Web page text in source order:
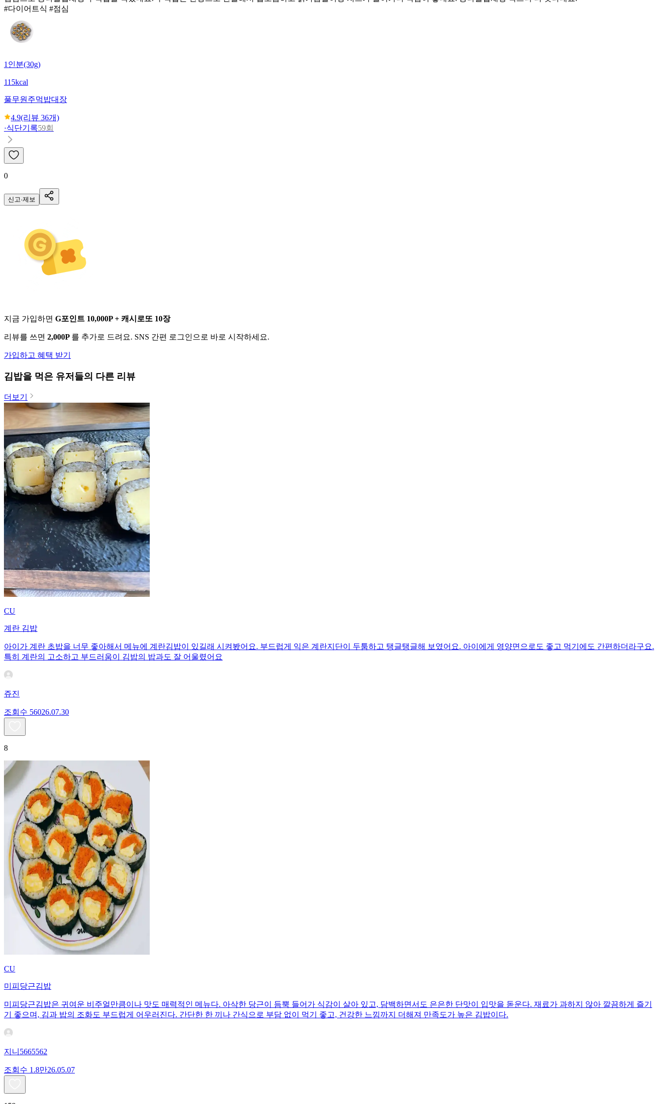
#다이어트식 #점심
1인분(30g)
115kcal
풀무원 주먹밥대장
4.9(리뷰 36개)
·식단기록59회
0
신고·제보
지금 가입하면 G포인트 10,000P + 캐시로또 10장
리뷰를 쓰면 2,000P 를 추가로 드려요. SNS 간편 로그인으로 바로 시작하세요.
가입하고 혜택 받기
김밥을 먹은 유저들의 다른 리뷰
더보기
CU
계란 김밥
아이가 계란 초밥을 너무 좋아해서 메뉴에 계란김밥이 있길래 시켜봤어요. 부드럽게 익은 계란지단이 두툼하고 탱글탱글해 보였어요. 아이에게 영양면으로도 좋고 먹기에도 간편하더라구요.
특히 계란의 고소하고 부드러움이 김밥의 밥과도 잘 어울렸어요
쥬진
조회수 56026.07.30
8
CU
미피당근김밥
미피당근김밥은 귀여운 비주얼만큼이나 맛도 매력적인 메뉴다. 아삭한 당근이 듬뿍 들어가 식감이 살아 있고, 담백하면서도 은은한 단맛이 입맛을 돋운다. 재료가 과하지 않아 깔끔하게 즐기
기 좋으며, 김과 밥의 조화도 부드럽게 어우러진다. 간단한 한 끼나 간식으로 부담 없이 먹기 좋고, 건강한 느낌까지 더해져 만족도가 높은 김밥이다.
지니5665562
조회수 1.8만26.05.07